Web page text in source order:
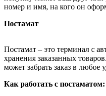
номер и имя, на кого он
Постамат
Постамат – это терминал с
хранения заказанных
может забрать заказ в любое
Как работать с постаматом: